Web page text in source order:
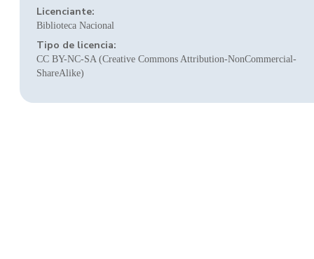
Licenciante:
Biblioteca Nacional
Tipo de licencia:
CC BY-NC-SA (Creative Commons Attribution-NonCommercial-
ShareAlike)